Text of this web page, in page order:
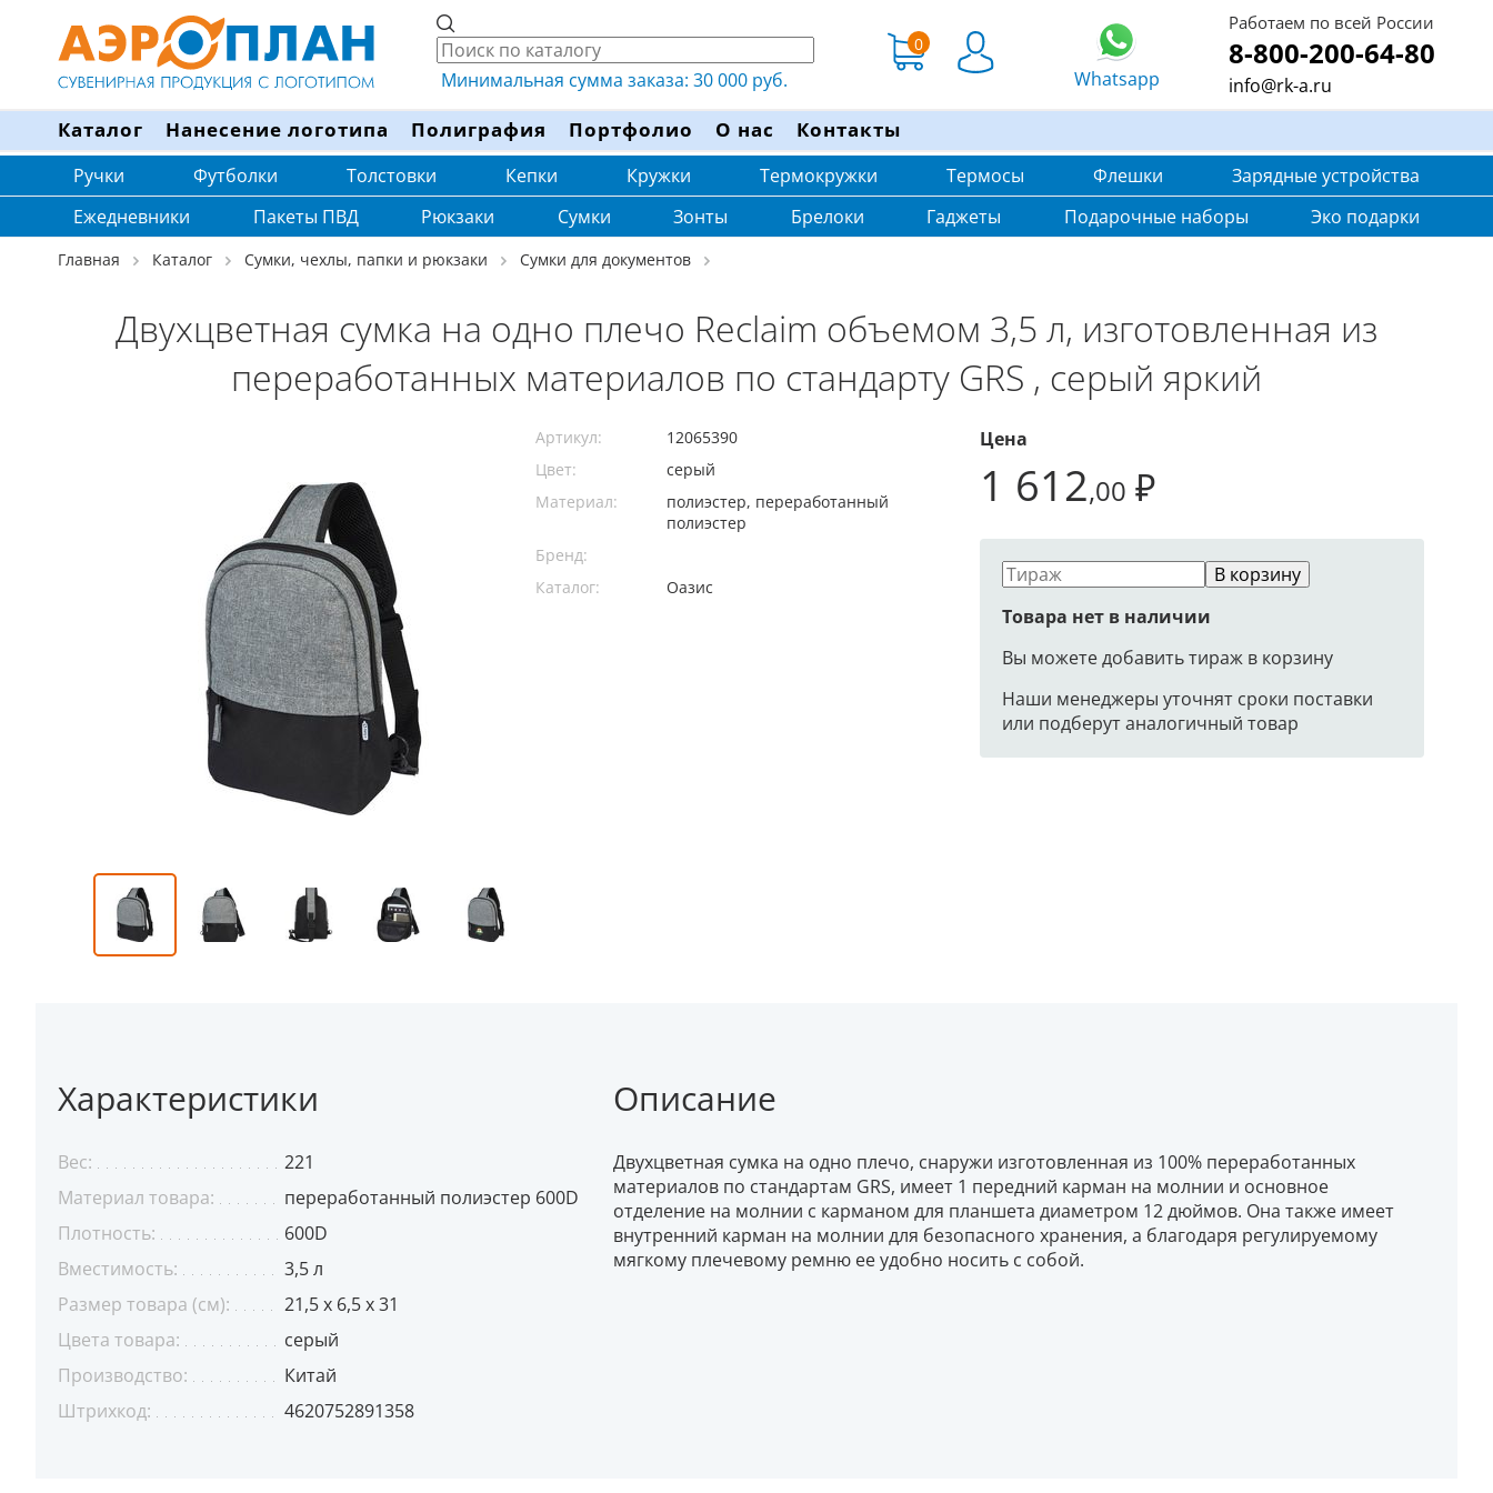
Минимальная сумма заказа: 30 000 руб.
0
Whatsapp
Работаем по всей России
8-800-200-64-80
info@rk-a.ru
Каталог Нанесение логотипа Полиграфия Портфолио О нас Контакты
Ручки Футболки Толстовки Кепки Кружки Термокружки Термосы Флешки
Зарядные устройства
Ежедневники
Пакеты ПВД Рюкзаки Сумки Зонты Брелоки Гаджеты Подарочные наборы Эко подарки
Главная Каталог Сумки, чехлы, папки и рюкзаки Сумки для документов
Двухцветная сумка на одно плечо Reclaim объемом 3,5 л, изготовленная из
переработанных материалов по стандарту GRS , серый яркий
Цена
1 612,00 ₽
В корзину
Товара нет в наличии
Вы можете добавить тираж в корзину
Наши менеджеры уточнят сроки поставки
или подберут аналогичный товар
Артикул:
12065390
Цвет:
серый
Материал:
полиэстер, переработанный
полиэстер
Бренд:
Каталог:
Оазис
Описание
Двухцветная сумка на одно плечо, снаружи изготовленная из 100% переработанных
материалов по стандартам GRS, имеет 1 передний карман на молнии и основное
отделение на молнии с карманом для планшета диаметром 12 дюймов. Она также имеет
внутренний карман на молнии для безопасного хранения, а благодаря регулируемому
мягкому плечевому ремню ее удобно носить с собой.
Характеристики
Вес:
221
Материал товара:
переработанный полиэстер 600D
Плотность:
600D
Вместимость:
3,5 л
Размер товара (см):
21,5 x 6,5 x 31
Цвета товара:
серый
Производство:
Китай
Штрихкод:
4620752891358